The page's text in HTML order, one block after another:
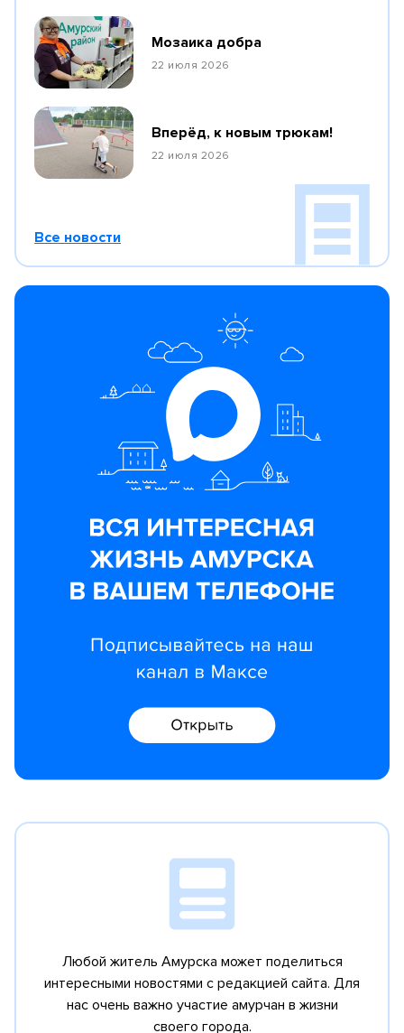
Мозаика добра
22 июля 2026
Вперёд, к новым трюкам!
22 июля 2026
Все новости
Любой житель Амурска может поделиться
интересными новостями с редакцией сайта. Для
нас очень важно участие амурчан в жизни
своего города.